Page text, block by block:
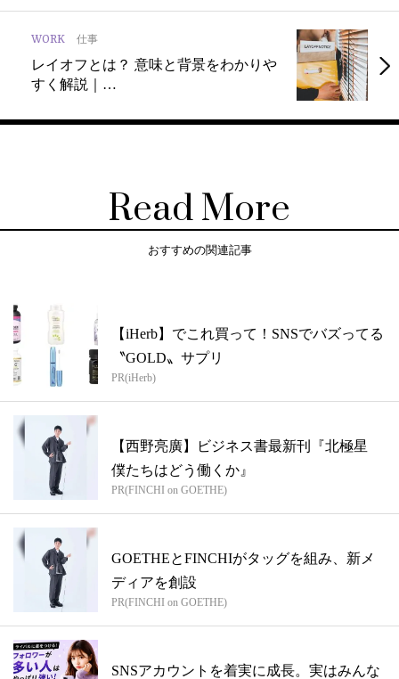
WORK 仕事
レイオフとは？ 意味と背景をわかりや
すく解説｜…
Read More
おすすめの関連記事
【iHerb】でこれ買って！SNSでバズってる
〝GOLD〟サプリ
PR(iHerb)
【西野亮廣】ビジネス書最新刊『北極星
僕たちはどう働くか』
PR(FINCHI on GOETHE)
GOETHEとFINCHIがタッグを組み、新メ
ディアを創設
PR(FINCHI on GOETHE)
SNSアカウントを着実に成長。実はみんな